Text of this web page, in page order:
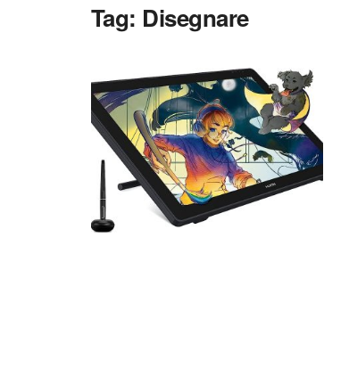
Tag: Disegnare